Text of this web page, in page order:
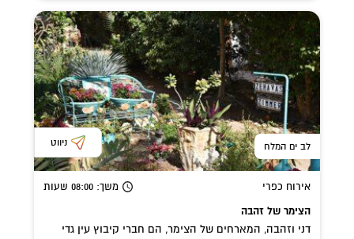
לב ים המלח ניווט
אירוח כפרי משך: 08:00 שעות
הצימר של זהבה
דני וזהבה, המארחים של הצימר, הם חברי קיבוץ עין גדי